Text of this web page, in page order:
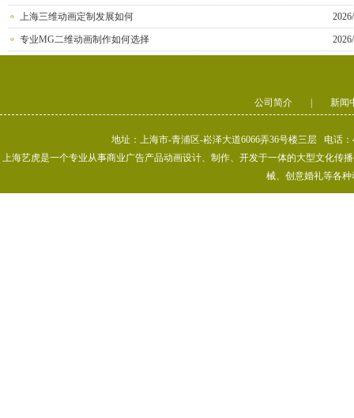
上海三维动画定制发展如何
专业MG二维动画制作如何选择
公司简介 新闻
地址：上海市-青浦区-崧泽大道6066弄36号楼三层 电话
上海艺虎是一个专业从事商业广告产品动画设计、制作、开发于一体的大型文化传
械、创意婚礼等各